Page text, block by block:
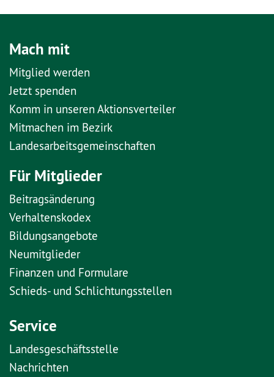
Mach mit
Mitglied werden
Jetzt spenden
Komm in unseren Aktionsverteiler
Mitmachen im Bezirk
Landesarbeitsgemeinschaften
Für Mitglieder
Beitragsänderung
Verhaltenskodex
Bildungsangebote
Neumitglieder
Finanzen und Formulare
Schieds- und Schlichtungsstellen
Service
Landesgeschäftsstelle
Nachrichten